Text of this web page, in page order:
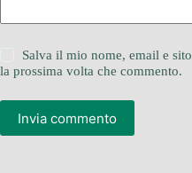
Salva il mio nome, email e
la prossima volta che commento.
Invia commento